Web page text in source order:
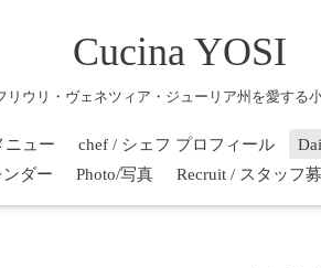
Cucina YOSI
リウリ・ヴェネツィア・ジューリア州を愛する
ニュー chef / シェフ プロフィール
ンダー
Photo/写真 Recruit / スタッフ